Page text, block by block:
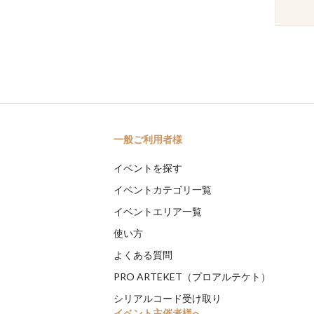
一般ご利用者様
イベントを探す
イベントカテゴリ一覧
イベントエリア一覧
使い方
よくある質問
PRO ARTEKET（プロアルテケト）
シリアルコード受け取り